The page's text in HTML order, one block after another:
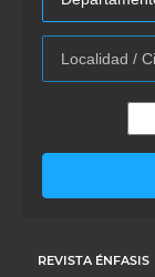
REVISTA ÉNFASIS